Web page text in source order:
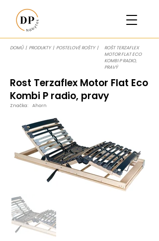
DOMŮ| PRODUKTY| POSTELOVÉ ROŠTY |
ROŠT TERZAFLEX
MOTOR FLAT ECO
KOMBI P RADIO,
PRAVÝ
Rost Terzaflex Motor Flat Eco
Kombi P radio, pravy
Značka: Ahorn